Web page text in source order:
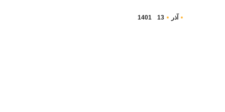
آذر 13
1401